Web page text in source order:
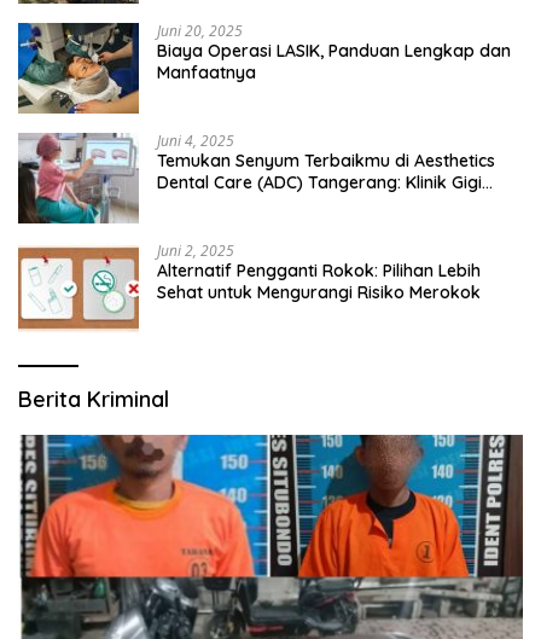
Juni 20, 2025
Biaya Operasi LASIK, Panduan Lengkap dan
Manfaatnya
Juni 4, 2025
Temukan Senyum Terbaikmu di Aesthetics
Dental Care (ADC) Tangerang: Klinik Gigi
Juni 2, 2025
Alternatif Pengganti Rokok: Pilihan Lebih
Sehat untuk Mengurangi Risiko Merokok
Berita Kriminal